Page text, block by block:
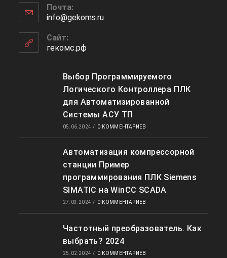
приложении
в
вашем
приложении
Почта:
info@gekoms.ruОткроется
Сайт:
гекомс.рф
Выбор Программируемого
Логического Контроллера ПЛК
для Автоматизированной
Системы АСУ ТП
05.06.2024 / 0 КОММЕНТАРИЕВ
Автоматизация компрессорной
станции Пример
программирования ПЛК Siemens
SIMATIC на WinCC SCADA
27.03.2024 / 0 КОММЕНТАРИЕВ
Частотный преобразователь. Как
выбрать? 2024
25.02.2024 / 0 КОММЕНТАРИЕВ